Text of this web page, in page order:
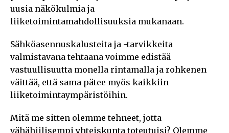
uusia näkökulmia ja
liiketoimintamahdollisuuksia mukanaan.
Sähköasennuskalusteita ja -tarvikkeita
valmistavana tehtaana voimme edistää
vastuullisuutta monella rintamalla ja rohkenen
väittää, että sama pätee myös kaikkiin
liiketoimintaympäristöihin.
Mitä me sitten olemme tehneet, jotta
vähähiilisempi yhteiskunta toteutuisi? Olemme